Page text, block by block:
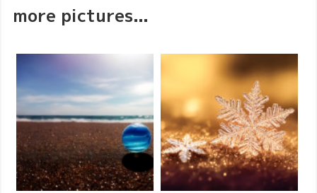
more pictures...